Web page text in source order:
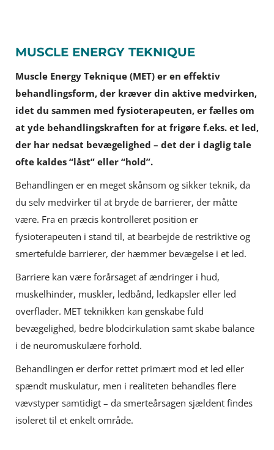
MUSCLE ENERGY TEKNIQUE
Muscle Energy Teknique (MET) er en effektiv
behandlingsform, der kræver din aktive medvirken,
idet du sammen med fysioterapeuten, er fælles om
at yde behandlingskraften for at frigøre f.eks. et led,
der har nedsat bevægelighed – det der i daglig tale
ofte kaldes “låst” eller “hold”.
Behandlingen er en meget skånsom og sikker teknik, da
du selv medvirker til at bryde de barrierer, der måtte
være. Fra en præcis kontrolleret position er
fysioterapeuten i stand til, at bearbejde de restriktive og
smertefulde barrierer, der hæmmer bevægelse i et led.
Barriere kan være forårsaget af ændringer i hud,
muskelhinder, muskler, ledbånd, ledkapsler eller led
overflader. MET teknikken kan genskabe fuld
bevægelighed, bedre blodcirkulation samt skabe balance
i de neuromuskulære forhold.
Behandlingen er derfor rettet primært mod et led eller
spændt muskulatur, men i realiteten behandles flere
vævstyper samtidigt – da smerteårsagen sjældent findes
isoleret til et enkelt område.